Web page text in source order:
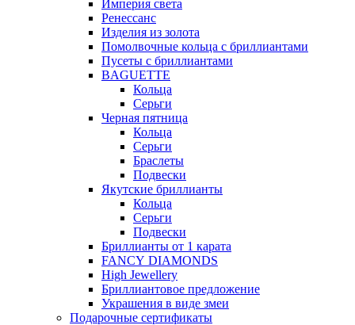
Империя света
Ренессанс
Изделия из золота
Помолвочные кольца с бриллиантами
Пусеты с бриллиантами
BAGUETTE
Кольца
Серьги
Черная пятница
Кольца
Серьги
Браслеты
Подвески
Якутские бриллианты
Кольца
Серьги
Подвески
Бриллианты от 1 карата
FANCY DIAMONDS
High Jewellery
Бриллиантовое предложение
Украшения в виде змеи
Подарочные сертификаты